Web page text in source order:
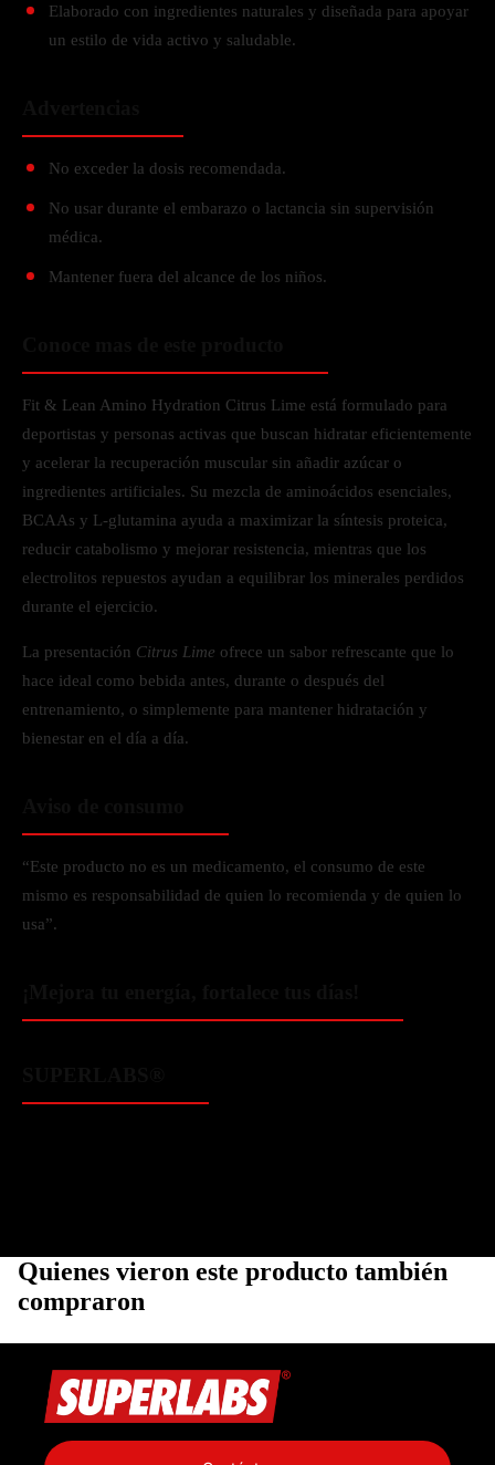
Elaborado con ingredientes naturales y diseñada para apoyar
un estilo de vida activo y saludable.
No exceder la dosis recomendada.
No usar durante el embarazo o lactancia sin supervisión
médica.
Mantener fuera del alcance de los niños.
Fit & Lean Amino Hydration Citrus Lime está formulado para
deportistas y personas activas que buscan hidratar eficientemente
y acelerar la recuperación muscular sin añadir azúcar o
ingredientes artificiales. Su mezcla de aminoácidos esenciales,
BCAAs y L-glutamina ayuda a maximizar la síntesis proteica,
reducir catabolismo y mejorar resistencia, mientras que los
electrolitos repuestos ayudan a equilibrar los minerales perdidos
durante el ejercicio.
La presentación Citrus Lime ofrece un sabor refrescante que lo
hace ideal como bebida antes, durante o después del
entrenamiento, o simplemente para mantener hidratación y
bienestar en el día a día.
“Este producto no es un medicamento, el consumo de este
mismo es responsabilidad de quien lo recomienda y de quien lo
usa”.
Quienes vieron este producto también
compraron